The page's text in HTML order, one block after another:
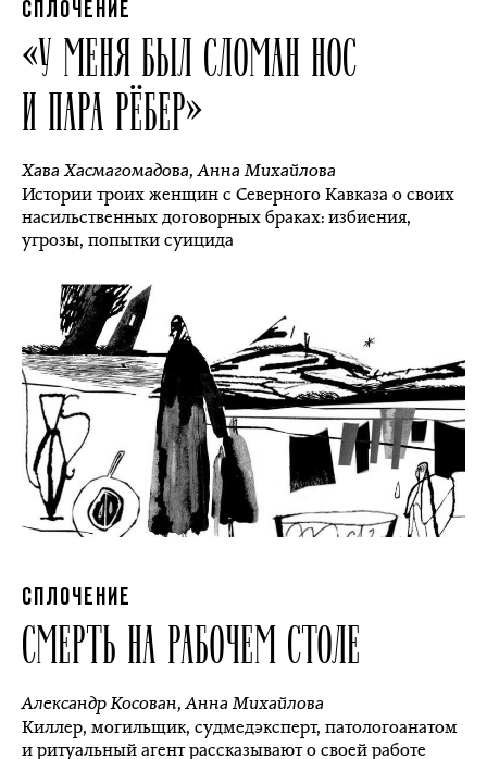
СПЛОЧЕНИЕ
«У МЕНЯ БЫЛ СЛОМАН НОС
И ПАРА РЁБЕР»
Хава Хасмагомадова,Анна Михайлова
Истории троих женщин с Северного Кавказа о своих
насильственных договорных браках: избиения,
угрозы, попытки суицида
СПЛОЧЕНИЕ
СМЕРТЬ НА РАБОЧЕМ СТОЛЕ
Александр Косован,Анна Михайлова
Киллер, могильщик, судмедэксперт, патологоанатом
и ритуальный агент рассказывают о своей работе